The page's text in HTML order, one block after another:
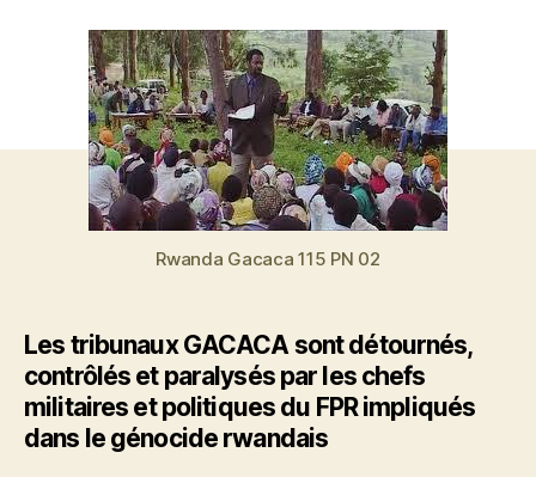
Rwanda Gacaca 115 PN 02
Les tribunaux GACACA sont détournés,
contrôlés et paralysés par les chefs
militaires et politiques du FPR impliqués
dans le génocide rwandais